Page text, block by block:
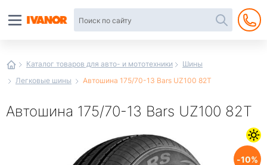
Каталог товаров для авто- и мототехники
Шины
Легковые шины
Автошина 175/70-13 Bars UZ100 82T
Автошина 175/70-13 Bars UZ100 82T
10
интернет-